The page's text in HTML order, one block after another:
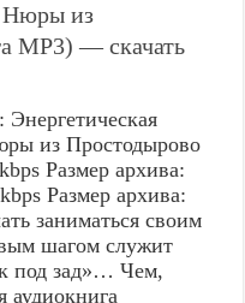
Нюры из
MP3) — скачать
из Простодырово
Размер архива:
Размер архива:
заниматься своим
шагом служит
под зад»… Чем,
аудиокнига